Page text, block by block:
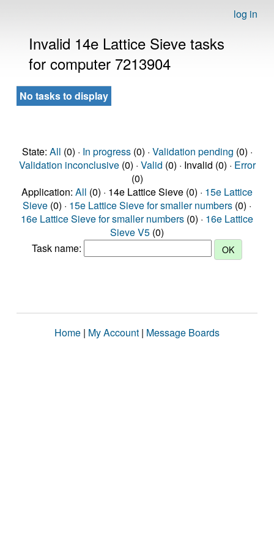
log in
Invalid 14e Lattice Sieve tasks
for computer 7213904
No tasks to display
State: All (0) · In progress(0) · Validation pending (0) ·
Validation inconclusive(0) · Valid (0) · Invalid (0) · Error
(0)
Application: All (0) · 14e Lattice Sieve (0) · 15e Lattice
Sieve (0) · 15e Lattice Sieve for smaller numbers (0) ·
16e Lattice Sieve for smaller numbers (0) · 16e Lattice
Sieve V5 (0)
Task name:
Home | My Account | Message Boards